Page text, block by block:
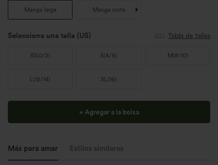
Manga larga Manga corta
Selecciona una talla (US) Tabla de tallas
XS(0/2) S(4/6) M (8/10)
L(12/14) XL(16)
+ Agregar a la bolsa
Más para amar Estilos similares